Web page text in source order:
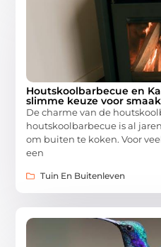
Houtskoolbarbecue en
slimme keuze voor
De charme van de
houtskoolbarbecue is al
om buiten te koken. Voor
een
Tuin En Buitenleven